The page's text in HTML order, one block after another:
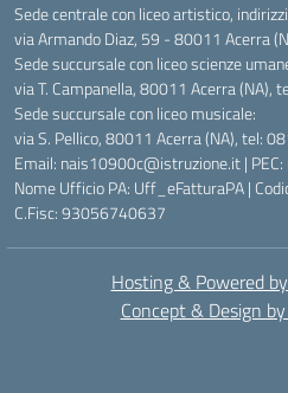
Sede centrale con liceo artistico,
via Armando Diaz, 59 - 80011 Acerra
Sede succursale con liceo scienze
via T. Campanella, 80011 Acerra
Sede succursale con liceo musicale:
via S. Pellico, 80011 Acerra (NA), tel:
Email: nais10900c@istruzione.it |
Nome Ufficio PA: Uff_eFatturaPA |
C.Fisc: 93056740637
Hosting & Powered
Concept & Design